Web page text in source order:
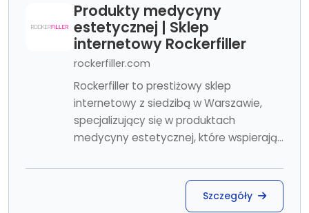
Produkty medycyny
estetycznej | Sklep
internetowy Rockerfiller
rockerfiller.com
Rockerfiller to prestiżowy sklep
internetowy z siedzibą w Warszawie,
specjalizujący się w produktach
medycyny estetycznej, które wspierają...
Szczegóły